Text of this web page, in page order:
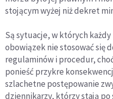
stojącym wyżej niż dekret
Są sytuacje, w których
obowiązek nie stosować się
regulaminów i procedur,
ponieść przykre
szlachetne postępowanie
dziennikarzy, którzy stają